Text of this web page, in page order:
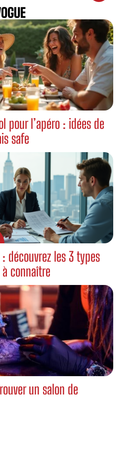
pour l’apéro : idées de
safe
découvrez les 3 types
connaître
un salon de